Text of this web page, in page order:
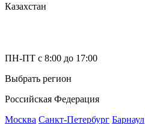
Казахстан
ПН-ПТ с 8:00 до 17:00
Выбрать регион
Российская Федерация
Москва Санкт-Петербург Барнаул